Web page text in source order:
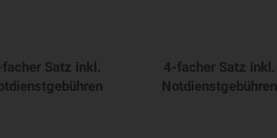
Satz inkl.
4-facher Satz inkl.
Notdienstgebühren